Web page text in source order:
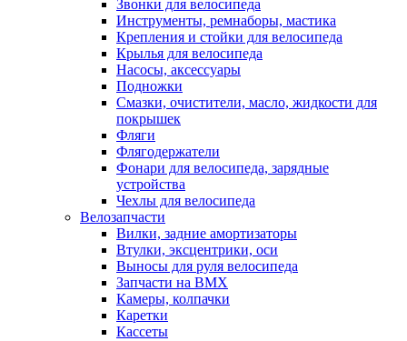
Звонки для велосипеда
Инструменты, ремнаборы, мастика
Крепления и стойки для велосипеда
Крылья для велосипеда
Насосы, аксессуары
Подножки
Смазки, очистители, масло, жидкости для
покрышек
Фляги
Флягодержатели
Фонари для велосипеда, зарядные
устройства
Чехлы для велосипеда
Велозапчасти
Вилки, задние амортизаторы
Втулки, эксцентрики, оси
Выносы для руля велосипеда
Запчасти на BMX
Камеры, колпачки
Каретки
Кассеты